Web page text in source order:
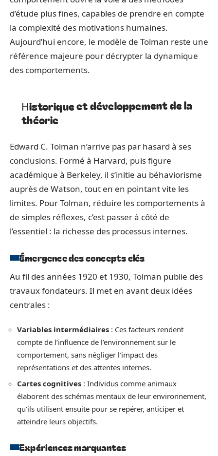
d’étude plus fines, capables de prendre en compte
la complexité des motivations humaines.
Aujourd’hui encore, le modèle de Tolman reste une
référence majeure pour décrypter la dynamique
des comportements.
Historique et développement de la
théorie
Edward C. Tolman n’arrive pas par hasard à ses
conclusions. Formé à Harvard, puis figure
académique à Berkeley, il s’initie au béhaviorisme
auprès de Watson, tout en en pointant vite les
limites. Pour Tolman, réduire les comportements à
de simples réflexes, c’est passer à côté de
l’essentiel : la richesse des processus internes.
Émergence des concepts clés
Au fil des années 1920 et 1930, Tolman publie des
travaux fondateurs. Il met en avant deux idées
centrales :
Variables intermédiaires : Ces facteurs rendent
compte de l’influence de l’environnement sur le
comportement, sans négliger l’impact des
représentations et des attentes internes.
Cartes cognitives : Individus comme animaux
élaborent des schémas mentaux de leur environnement,
qu’ils utilisent ensuite pour se repérer, anticiper et
atteindre leurs objectifs.
Expériences marquantes